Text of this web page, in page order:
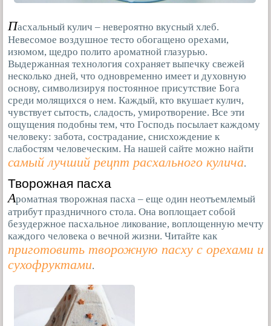
Пасхальный кулич – невероятно вкусный хлеб.
Невесомое воздушное тесто обогащено орехами,
изюмом, щедро полито ароматной глазурью.
Выдержанная технология сохраняет выпечку свежей
несколько дней, что одновременно имеет и духовную
основу, символизируя постоянное присутствие Бога
среди молящихся о нем. Каждый, кто вкушает кулич,
чувствует сытость, сладость, умиротворение. Все эти
ощущения подобны тем, что Господь посылает каждому
человеку: забота, сострадание, снисхождение к
слабостям человеческим. На нашей сайте можно найти
самый лучший рецпт расхального кулича.
Творожная пасха
Ароматная творожная пасха – еще один неотъемлемый
атрибут праздничного стола. Она воплощает собой
безудержное пасхальное ликование, воплощенную мечту
каждого человека о вечной жизни. Читайте как
приготовить творожную пасху с орехами и
сухофруктами.